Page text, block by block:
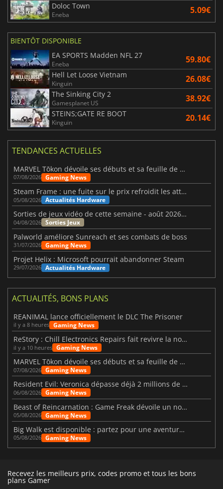
Doloc Town
Eneba 5.09€
BIENTÔT DISPONIBLE
EA SPORTS Madden NFL 27
Eneba 59.80€
Hell Let Loose Vietnam
Kinguin 26.08€
The Sinking City 2
Gamesplanet US 38.92€
STEINS;GATE RE BOOT
Kinguin 20.14€
TENDANCES ACTUELLES
MARVEL Tōkon dévoile ses débuts et sa feuille de route
07/08/2026 Gaming News
Steam Frame : une fuite sur le prix refroidit les attentes VR
05/08/2026 Actualités Hardware
Sorties de jeux vidéo de cette semaine - août 2026 (semaine 32)
04/08/2026 Sorties Jeux
Palworld améliore Sunreach et ses combats de boss
31/07/2026 Gaming News
Projet Helix : Microsoft pourrait abandonner Steam
29/07/2026 Actualités Hardware
ACTUALITÉS, BONS PLANS
REANIMAL lance officiellement le DLC The Prisoner
il y a 8 heures Gaming News
ReStory : Chill Electronics Repairs fait revivre la nostalgie des années 2000
il y a 10 heures Gaming News
MARVEL Tōkon dévoile ses débuts et sa feuille de route
07/08/2026 Gaming News
Resident Evil: Veronica dépasse déjà 2 millions de wishlists
06/08/2026 Gaming News
Beast of Reincarnation : Game Freak dévoile un nouveau pari
05/08/2026 Gaming News
Big Walk est disponible : partez pour une aventure entre amis
05/08/2026 Gaming News
Recevez les meilleurs prix, codes promo et tous les bons
plans Gamer